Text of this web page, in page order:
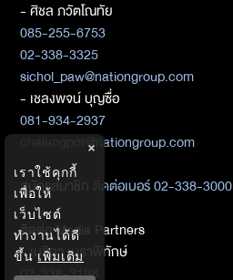
- ศิชล ภวัตโณทัย
085-255-6753
02-338-3325
sichol_paw@nationgroup.com
- เชลงพจน์ บุญซื่อ
081-934-2937
chalengpot@nationgroup.com
สมัครสมาชิก ติดต่อเบอร์ 02-338-3000
ติดต่อ Media Partners
- เมธิกา เมธาพิทักษ์
02-338-3198
×
เราใช้คุกกี้
เพื่อให้
เว็บไซต์
ทำงานได้ดี
ขึ้นเพิ่มเติม